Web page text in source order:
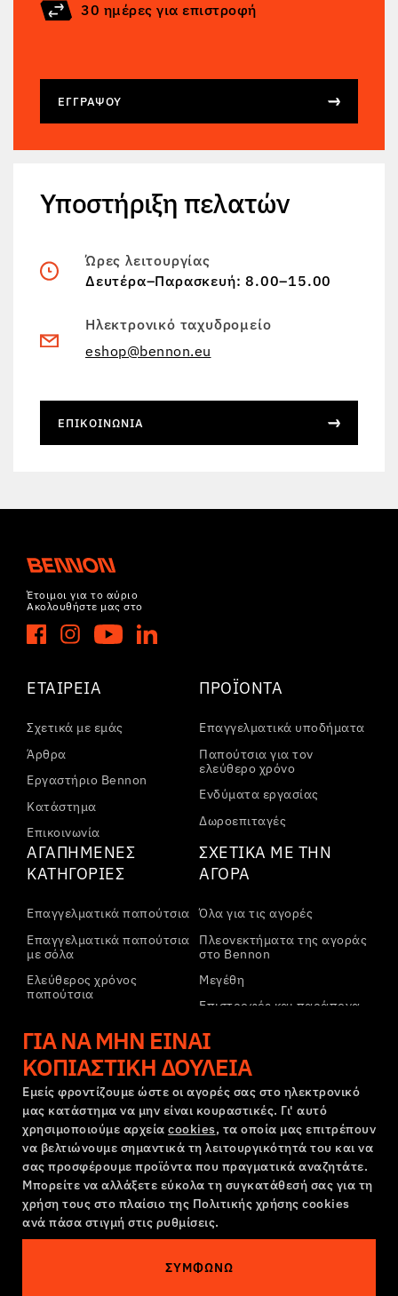
30 ημέρες για επιστροφή
ΕΓΓΡΆΨΟΥ
Υποστήριξη πελατών
Ώρες λειτουργίας
Δευτέρα–Παρασκευή: 8.00–15.00
Ηλεκτρονικό ταχυδρομείο
eshop@bennon.eu
ΕΠΙΚΟΙΝΩΝΊΑ
Έτοιμοι για το αύριο
Ακολουθήστε μας στο
ΕΤΑΙΡΕΊΑ
Σχετικά με εμάς
Άρθρα
Εργαστήριο Bennon
Κατάστημα
Επικοινωνία
ΠΡΟΪΌΝΤΑ
Επαγγελματικά υποδήματα
Παπούτσια για τον
ελεύθερο χρόνο
Ενδύματα εργασίας
Δωροεπιταγές
ΑΓΑΠΗΜΈΝΕΣ
ΚΑΤΗΓΟΡΊΕΣ
Επαγγελματικά παπούτσια
Επαγγελματικά παπούτσια
με σόλα
Ελεύθερος χρόνος
παπούτσια
παπούτσια αστραγάλου
Παντελόνια
Φούτερ
ΣΧΕΤΙΚΆ ΜΕ ΤΗΝ
ΑΓΟΡΆ
Όλα για τις αγορές
Πλεονεκτήματα της αγοράς
στο Bennon
Μεγέθη
Επιστροφές και παράπονα
Μεταφορά και πληρωμή
Εταιρικός λογαριασμός
Εγγραφή στο B2B
Παράπονα και εγγύηση
Όροι και προϋποθέσεις
Πολιτική Παραπόνων
Ρυθμίσεις cookies
GDPR
Ελλάδα | Ελληνική γλώσσα
ΓΙΑ ΝΑ ΜΗΝ ΕΊΝΑΙ
ΚΟΠΙΑΣΤΙΚΉ ΔΟΥΛΕΙΆ
Εμείς φροντίζουμε ώστε οι αγορές σας στο ηλεκτρονικό
μας κατάστημα να μην είναι κουραστικές. Γι' αυτό
χρησιμοποιούμε αρχεία cookies, τα οποία μας επιτρέπουν
να βελτιώνουμε σημαντικά τη λειτουργικότητά του και να
σας προσφέρουμε προϊόντα που πραγματικά αναζητάτε.
Μπορείτε να αλλάξετε εύκολα τη συγκατάθεσή σας για τη
χρήση τους στο πλαίσιο της Πολιτικής χρήσης cookies
ανά πάσα στιγμή στις ρυθμίσεις.
ΣΥΜΦΩΝΏ